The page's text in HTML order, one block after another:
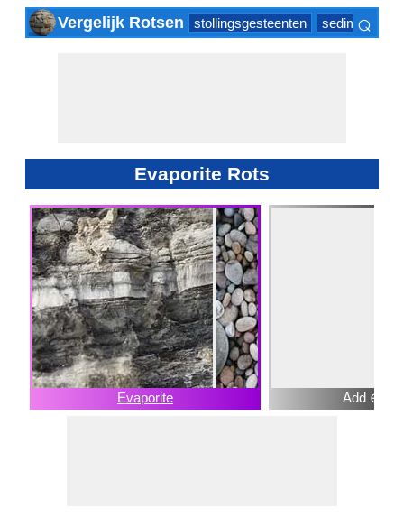
Vergelijk Rotsen stollingsgesteenten sedimentair
⌕
Evaporite Rots
Evaporite Add ⊕